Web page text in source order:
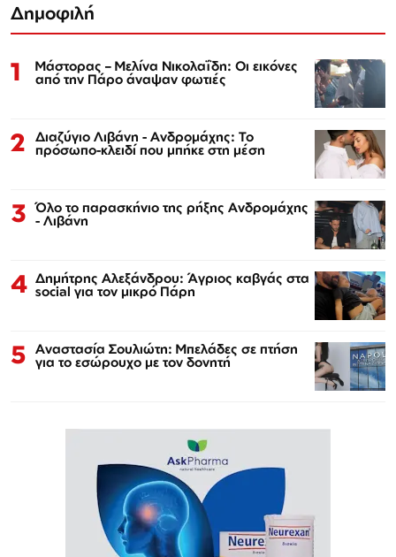
Δημοφιλή
1 Μάστορας – Μελίνα Νικολαΐδη: Οι εικόνες
από την Πάρο άναψαν φωτιές
2 Διαζύγιο Λιβάνη - Ανδρομάχης: Το
πρόσωπο-κλειδί που μπήκε στη μέση
3 Όλο το παρασκήνιο της ρήξης Ανδρομάχης
- Λιβάνη
4 Δημήτρης Αλεξάνδρου: Άγριος καβγάς στα
social για τον μικρό Πάρη
5 Αναστασία Σουλιώτη: Μπελάδες σε πτήση
για το εσώρουχο με τον δονητή